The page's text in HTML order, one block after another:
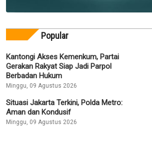
Popular
Kantongi Akses Kemenkum, Partai
Gerakan Rakyat Siap Jadi Parpol
Berbadan Hukum
Minggu, 09 Agustus 2026
Situasi Jakarta Terkini, Polda Metro:
Aman dan Kondusif
Minggu, 09 Agustus 2026